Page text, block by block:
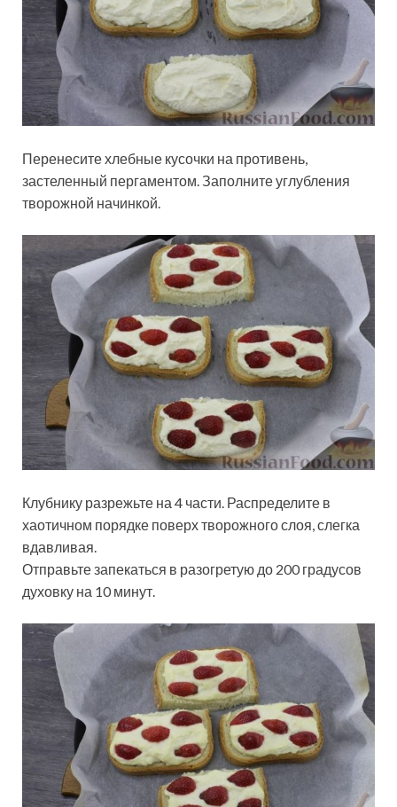
Перенесите хлебные кусочки на противень,
застеленный пергаментом. Заполните углубления
творожной начинкой.
Клубнику разрежьте на 4 части. Распределите в
хаотичном порядке поверх творожного слоя, слегка
вдавливая.
Отправьте запекаться в разогретую до 200 градусов
духовку на 10 минут.